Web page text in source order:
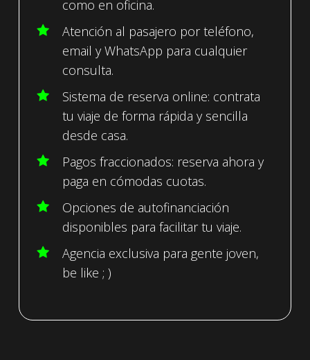
como en oficina.
Atención al pasajero por teléfono,
email y WhatsApp para cualquier
consulta.
Sistema de reserva online: contrata
tu viaje de forma rápida y sencilla
desde casa.
Pagos fraccionados: reserva ahora y
paga en cómodas cuotas.
Opciones de autofinanciación
disponibles para facilitar tu viaje.
Agencia exclusiva para gente joven,
be like ; )